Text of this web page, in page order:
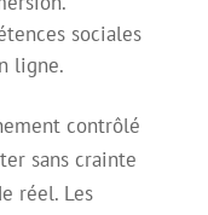
sociales
ligne.
contrôlé
sans crainte
réel. Les